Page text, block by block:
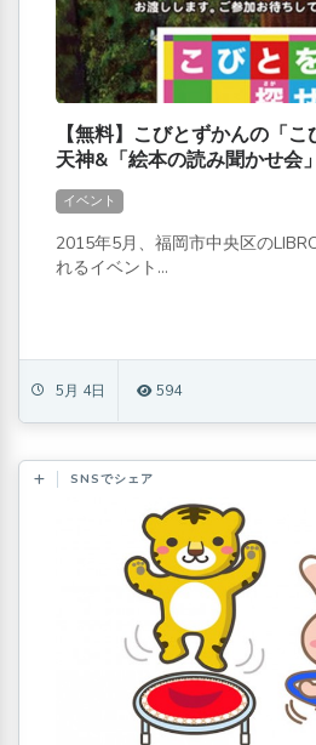
【無料】こびとずかんの「
天神&「絵本の読み聞かせ会
イベント
2015年5月、福岡市中央区の
れるイベント...
5月 4日 594
SNSでシェア